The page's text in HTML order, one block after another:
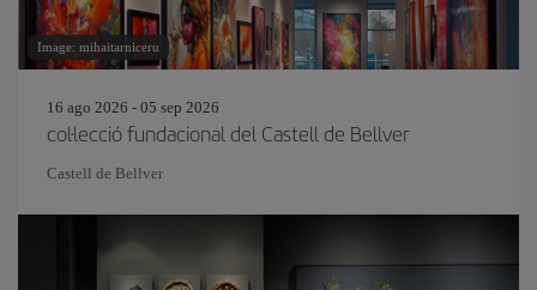
Image: mihaitarniceru
16 ago 2026 - 05 sep 2026
col·lecció fundacional del Castell de Bellver
Castell de Bellver